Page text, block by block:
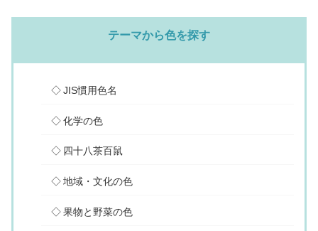
テーマから色を探す
JIS慣用色名
化学の色
四十八茶百鼠
地域・文化の色
果物と野菜の色